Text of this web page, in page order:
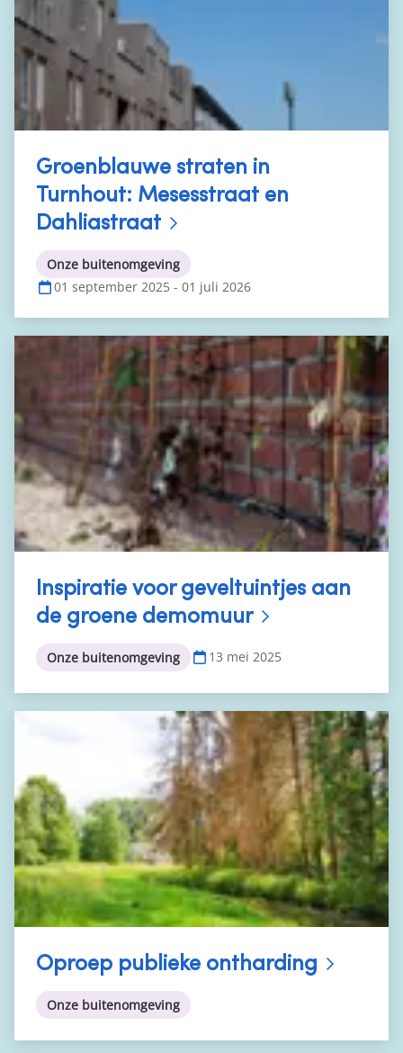
Groenblauwe straten in
Turnhout: Mesesstraat en
Dahliastraat
Onze buitenomgeving
01 september 2025 - 01 juli 2026
Inspiratie voor geveltuintjes aan
de groene demomuur
Onze buitenomgeving 13 mei 2025
Oproep publieke ontharding
Onze buitenomgeving